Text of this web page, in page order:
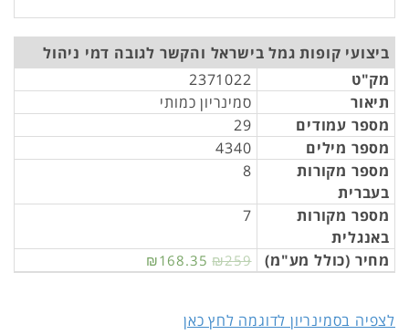
ביצועי קופות גמל בישראל והקשר לגובה דמי ניהול
מק"ט
2371022
תיאור
סמינריון כמותי
מספר עמודים
29
מספר מילים
4340
מספר מקורות
בעברית
8
מספר מקורות
באנגלית
7
מחיר (כולל מע"מ) ₪168.35 ₪259
לצפיה בסמינריון לדוגמה לחץ כאן